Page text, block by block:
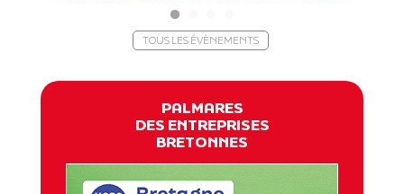
TOUS LES ÉVÈNEMENTS
PALMARES
DES ENTREPRISES
BRETONNES